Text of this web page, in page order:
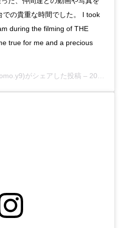
での貴重な時間でした。 I took
during the filming of THE
true for me and a precious
がシェアした投稿 – 2020年 6月月15日午後9時40分PDT